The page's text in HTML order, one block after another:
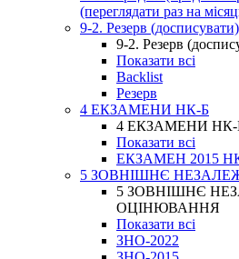
(переглядати раз на
9-2. Резерв (досписувати)
9-2. Резерв
Показати всі
Backlist
Резерв
4 ЕКЗАМЕНИ НК-Б
4 ЕКЗАМЕНИ НК-
Показати всі
ЕКЗАМЕН 2015
5 ЗОВНІШНЄ
5 ЗОВНІШНЄ
ОЦІНЮВАННЯ
Показати всі
ЗНО-2022